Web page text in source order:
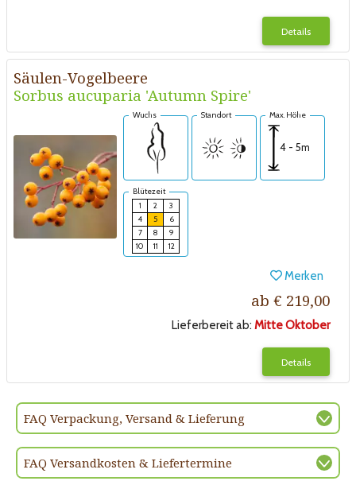
Details
Säulen-Vogelbeere
Sorbus aucuparia 'Autumn Spire'
Wuchs Standort Max. Höhe
4 - 5m
Blütezeit
1
2
3
4
5
6
7
8
9
10
11 12
Merken
ab € 219,00
Lieferbereit ab: Mitte Oktober
Details
FAQ Verpackung, Versand & Lieferung
FAQ Versandkosten & Liefertermine